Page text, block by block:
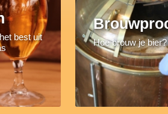
best uit
Hoe brouw je bier?